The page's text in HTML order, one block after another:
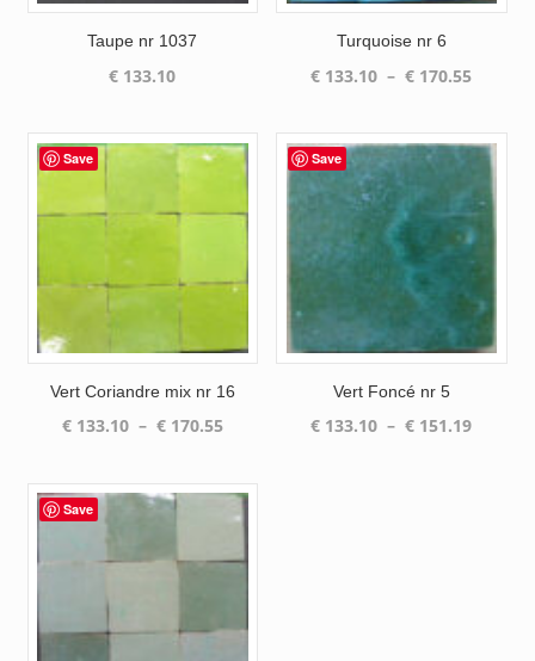
Taupe nr 1037
€ 133.10
Turquoise nr 6
€ 133.10 – € 170.55Plage
€
€
Save
Vert Coriandre mix nr 16
€133.10 – €170.55Plage
€ 133.10
€ 170.55
Save
Vert Foncé nr 5
€ 133.10 – € 151.19Plage
Save